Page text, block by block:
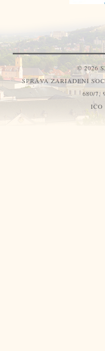
© 2026
SPRÁVA ZARIADENÍ
680/7,
IČO